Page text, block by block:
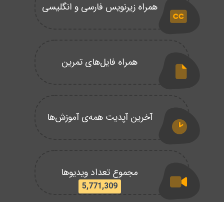
همراه زیرنویس فارسی و انگلیسی
همراه فایل‌های تمرین
آخرین آپدیت همه‌ی آموزش‌ها
مجموع تعداد ویدیوها
5,771,309